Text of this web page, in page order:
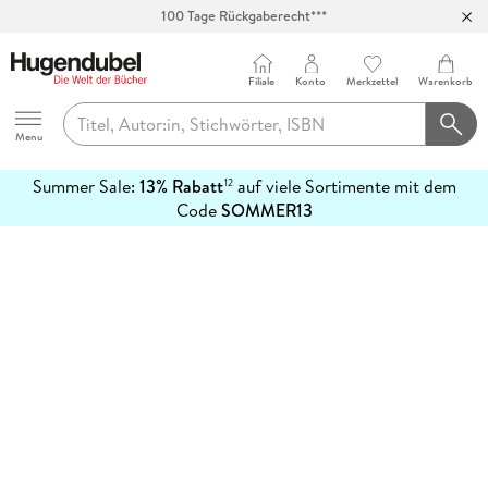
100 Tage Rückgaberecht***
Hugendubel
Menu
Filiale Konto Merkzettel Warenkorb
Summer Sale: 13% Rabatt12auf viele Sortimente mit dem
CodeSOMMER13
erfahren